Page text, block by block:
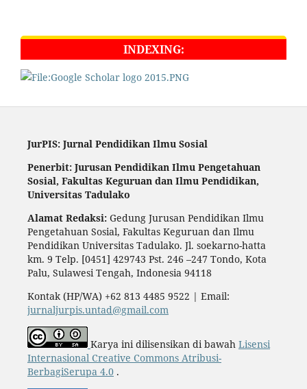
INDEXING:
JurPIS: Jurnal Pendidikan Ilmu Sosial
Penerbit: Jurusan Pendidikan Ilmu Pengetahuan
Sosial, Fakultas Keguruan dan Ilmu Pendidikan,
Universitas Tadulako
Alamat Redaksi:Gedung Jurusan Pendidikan Ilmu
Pengetahuan Sosial, Fakultas Keguruan dan Ilmu
Pendidikan Universitas Tadulako. Jl. soekarno-hatta
km. 9 Telp. [0451] 429743 Pst. 246 –247 Tondo, Kota
Palu, Sulawesi Tengah, Indonesia 94118
Kontak (HP/WA) +62 813 4485 9522 | Email:
jurnaljurpis.untad@gmail.com
Karya ini dilisensikan di bawah Lisensi
Internasional Creative Commons Atribusi-
BerbagiSerupa 4.0.